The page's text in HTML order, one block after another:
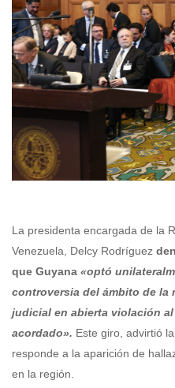
La presidenta encargada de la
Venezuela, Delcy Rodríguez
que Guyana «optó
controversia del ámbito de la
judicial en abierta violación
acordado». Este giro, advirtió
responde a la aparición de
en la región.